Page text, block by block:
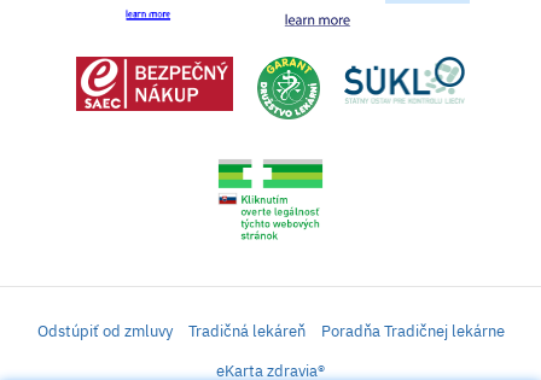
Odstúpiť od zmluvy Tradičná lekáreň
Poradňa Tradičnej lekárne
eKarta zdravia®